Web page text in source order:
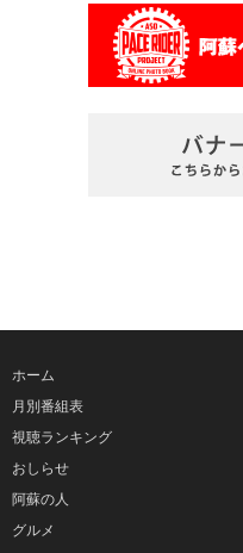
ホーム
月別番組表
視聴ランキング
おしらせ
阿蘇の人
グルメ